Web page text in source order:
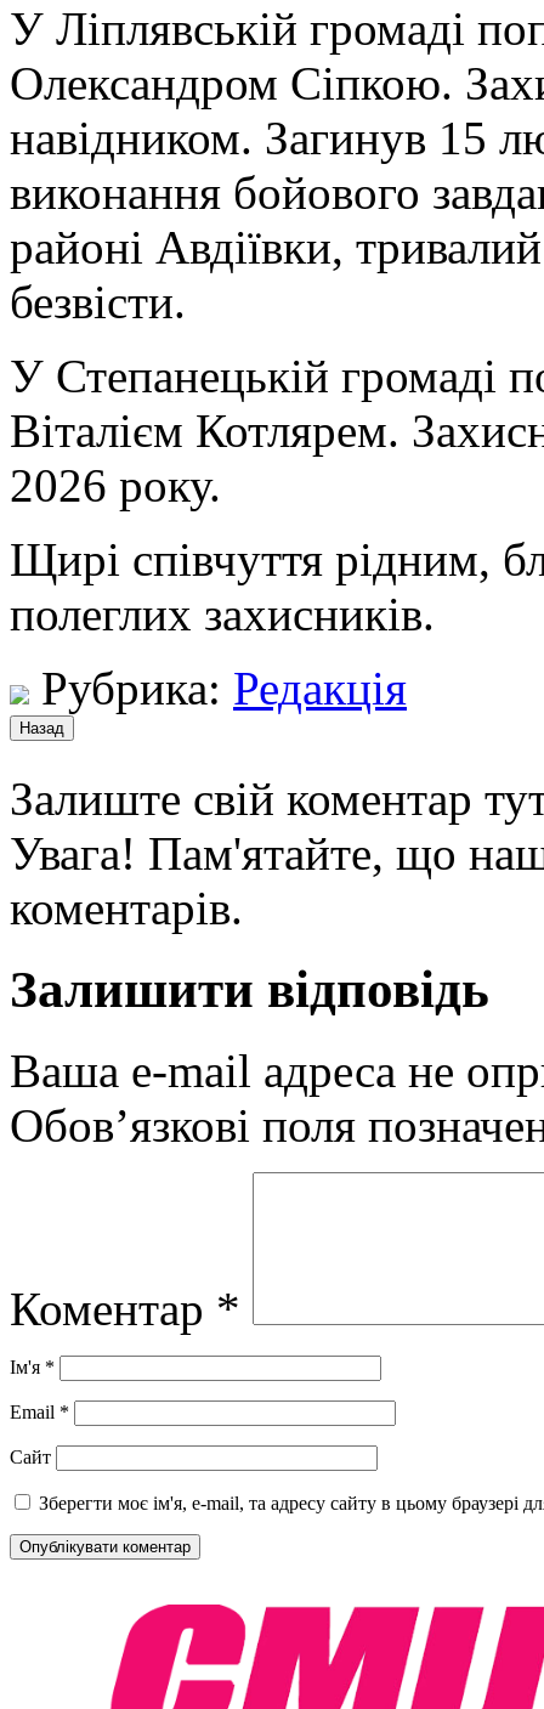
У Ліплявській громаді
Олександром Сіпкою.
навідником. Загинув 15
виконання бойового
районі Авдіївки,
безвісти.
У Степанецькій громаді
Віталієм Котлярем.
2026 року.
Щирі співчуття рідним,
полеглих захисників.
Рубрика: Редакція
Залиште свій коментар
Увага! Пам'ятайте, що
коментарів.
Залишити відповідь
Ваша e-mail адреса не
Обов’язкові поля
Коментар *
Ім'я *
Email *
Сайт
Зберегти моє ім'я, e-mail, та адресу сайту в цьому браузері